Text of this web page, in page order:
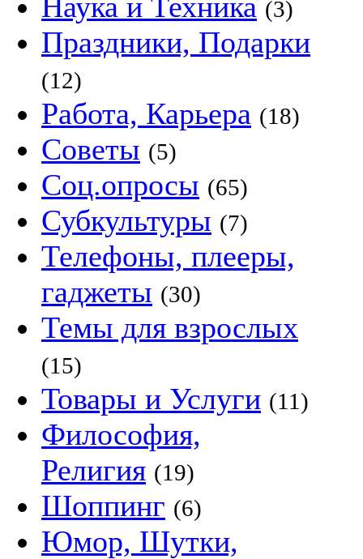
(3)
Праздники, Подарки
(12)
Работа, Карьера (18)
Советы (5)
Соц.опросы (65)
Субкультуры (7)
Телефоны, плееры,
гаджеты (30)
Темы для взрослых
(15)
Товары и Услуги (11)
Философия,
Религия (19)
Шоппинг (6)
Юмор, Шутки,